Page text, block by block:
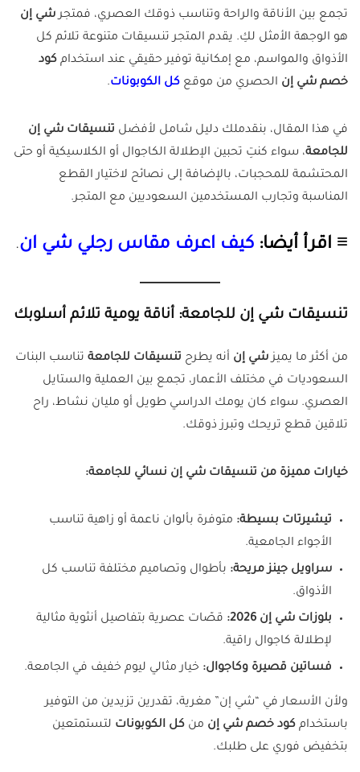
تجمع بين الأناقة والراحة وتناسب ذوقك العصري، فمتجرشي إن
هو الوجهة الأمثل لكِ. يقدم المتجر تنسيقات متنوعة تلائم كل
الأذواق والمواسم، مع إمكانية توفير حقيقي عند استخدام كود
خصم شي إن الحصري من موقع كل الكوبونات.
في هذا المقال، بنقدملك دليل شامل لأفضل تنسيقات شي إن
للجامعة، سواء كنتِ تحبين الإطلالة الكاجوال أو الكلاسيكية أو حتى
المحتشمة للمحجبات، بالإضافة إلى نصائح لاختيار القطع
المناسبة وتجارب المستخدمين السعوديين مع المتجر.
≡ اقرأ أيضا: كيف اعرف مقاس رجلي شي ان.
تنسيقات شي إن للجامعة: أناقة يومية تلائم أسلوبك
من أكثر ما يميزشي إن أنه يطرح تنسيقات للجامعة تناسب البنات
السعوديات في مختلف الأعمار، تجمع بين العملية والستايل
العصري. سواء كان يومك الدراسي طويل أو مليان نشاط، راح
تلاقين قطع تريحك وتبرز ذوقك.
خيارات مميزة من تنسيقات شي إن نسائي للجامعة:
تيشيرتات بسيطة: متوفرة بألوان ناعمة أو زاهية تناسب
الأجواء الجامعية.
سراويل جينز مريحة: بأطوال وتصاميم مختلفة تناسب كل
الأذواق.
بلوزات شي إن 2026:
قصّات عصرية بتفاصيل أنثوية مثالية
لإطلالة كاجوال راقية.
فساتين قصيرة وكاجوال: خيار مثالي ليوم خفيف في الجامعة.
ولأن الأسعار في “شي إن” مغرية، تقدرين تزيدين من التوفير
باستخدام كود خصم شي إن من كل الكوبونات لتستمتعين
بتخفيض فوري على طلبك.